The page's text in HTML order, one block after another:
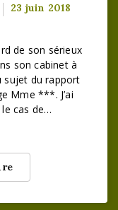
23 juin 2018
de son sérieux
son cabinet à
sujet du rapport
Mme ***. J’ai
cas de…